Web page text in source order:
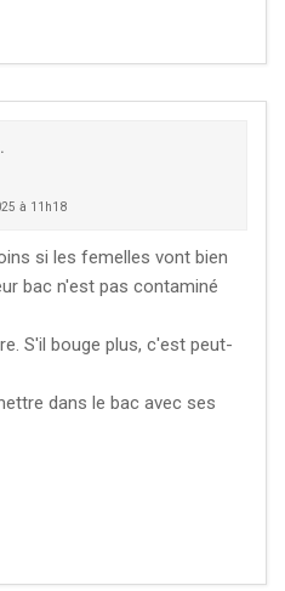
à 11h18
si les femelles vont bien
bac n'est pas contaminé
S'il bouge plus, c'est peut-
dans le bac avec ses